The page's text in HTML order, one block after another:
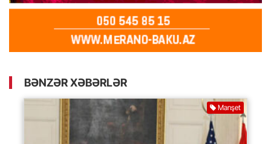
BƏNZƏR XƏBƏRLƏR
Manşet